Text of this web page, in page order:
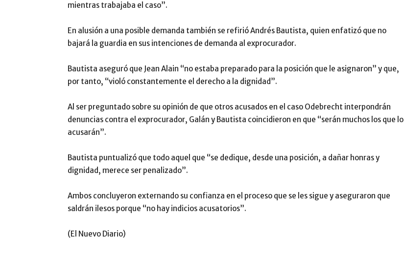
mientras trabajaba el caso”.
En alusión a una posible demanda también se refirió Andrés Bautista, quien enfatizó que no
bajará la guardia en sus intenciones de demanda al exprocurador.
Bautista aseguró que Jean Alain “no estaba preparado para la posición que le asignaron” y que,
por tanto, “violó constantemente el derecho a la dignidad”.
Al ser preguntado sobre su opinión de que otros acusados en el caso Odebrecht interpondrán
denuncias contra el exprocurador, Galán y Bautista coincidieron en que “serán muchos los que lo
acusarán”.
Bautista puntualizó que todo aquel que “se dedique, desde una posición, a dañar honras y
dignidad, merece ser penalizado”.
Ambos concluyeron externando su confianza en el proceso que se les sigue y aseguraron que
saldrán ilesos porque “no hay indicios acusatorios”.
(El Nuevo Diario)